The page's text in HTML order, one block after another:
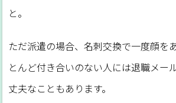
と。
ただ派遣の場合、名刺交換で一度顔を
とんど付き合いのない人には退職メー
丈夫なこともあります。